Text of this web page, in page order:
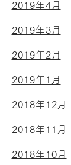
2019年4月
2019年3月
2019年2月
2019年1月
2018年12月
2018年11月
2018年10月